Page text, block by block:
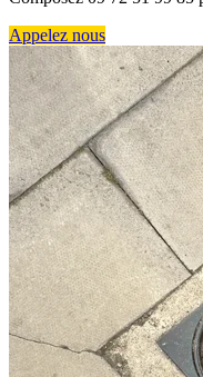
Appelez nous